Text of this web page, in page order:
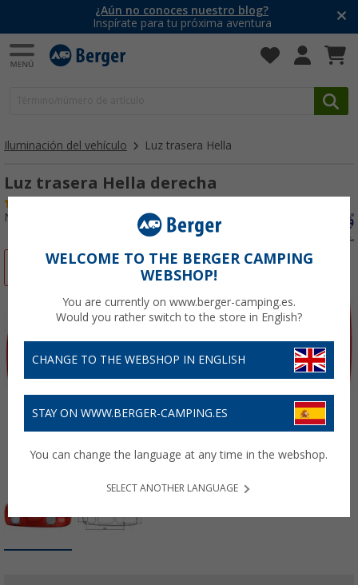
¿Aún no conoces nuestro blog?
Inspírate para tu próxima aventura
Iluminación del vehículo Luz trasera Hella
Luz trasera Hella derecha
Nº de artículo 165670
-31%
WELCOME TO THE BERGER CAMPING
WEBSHOP!
You are currently on www.berger-camping.es.
Would you rather switch to the store in English?
CHANGE TO THE WEBSHOP IN ENGLISH
STAY ON WWW.BERGER-CAMPING.ES
You can change the language at any time in the webshop.
SELECT ANOTHER LANGUAGE